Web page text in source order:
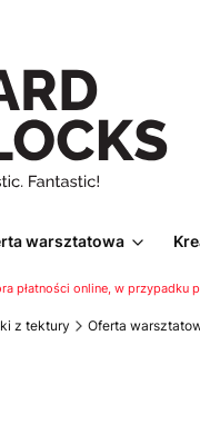
warsztatowa
płatności online, w
z tektury Oferta